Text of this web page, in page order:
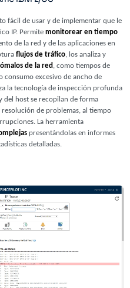
fácil de usar y de implementar que le
IP. Permite monitorear en tiempo
de la red y de las aplicaciones en
flujos de tráfico, los analiza y
de la red , como tiempos de
consumo excesivo de ancho de
la tecnología de inspección profunda
del host se recopilan de forma
de problemas, al tiempo
La herramienta
presentándolas en informes
detalladas.